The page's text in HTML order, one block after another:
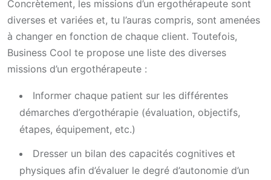
Concrètement, les missions d’un ergothérapeute sont
diverses et variées et, tu l’auras compris, sont amenées
à changer en fonction de chaque client. Toutefois,
Business Cool te propose une liste des diverses
missions d’un ergothérapeute :
Informer chaque patient sur les différentes
démarches d’ergothérapie (évaluation, objectifs,
étapes, équipement, etc.)
Dresser un bilan des capacités cognitives et
physiques afin d’évaluer le degré d’autonomie d’un